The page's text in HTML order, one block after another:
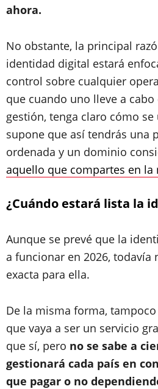
ahora.
No obstante, la principal
identidad digital estará
control sobre cualquier
que cuando uno lleve a
gestión, tenga claro cómo
supone que así tendrás una
ordenada y un dominio
aquello que compartes en la
¿Cuándo estará lista la
Aunque se prevé que la
a funcionar en 2026, todavía
exacta para ella.
De la misma forma,
que vaya a ser un servicio
que sí, pero no se sabe a
gestionará cada país en
que pagar o no